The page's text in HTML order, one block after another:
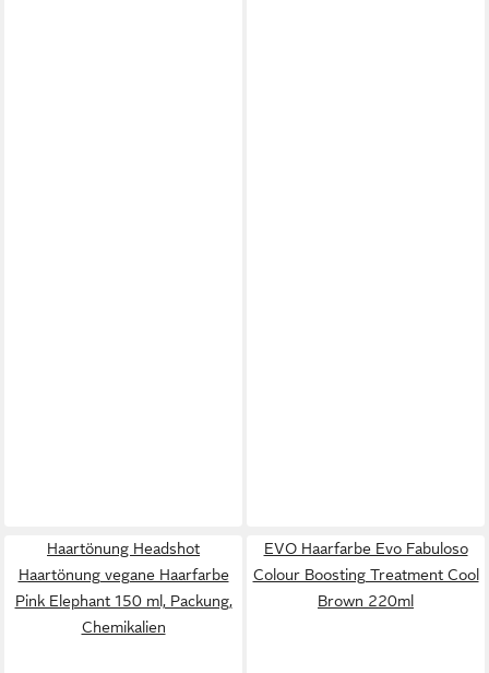
Haartönung Headshot
Haartönung vegane Haarfarbe
Pink Elephant 150 ml, Packung,
Chemikalien
EVO Haarfarbe Evo Fabuloso
Colour Boosting Treatment Cool
Brown 220ml